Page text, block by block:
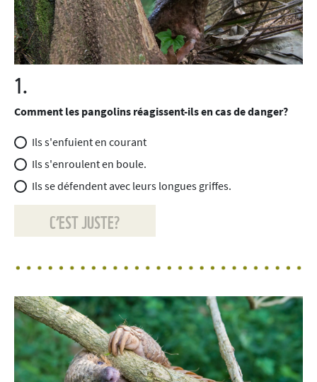
1.
Comment les pangolins réagissent-ils en cas de danger?
Ils s'enfuient en courant
Ils s'enroulent en boule.
Ils se défendent avec leurs longues griffes.
C’EST JUSTE?